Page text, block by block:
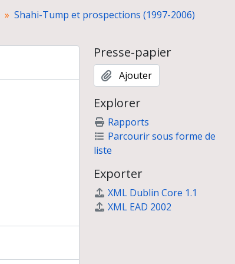
Shahi-Tump et prospections (1997-2006)
Presse-papier
Ajouter
Explorer
Rapports
Parcourir sous forme de
liste
Exporter
XML Dublin Core 1.1
XML EAD 2002